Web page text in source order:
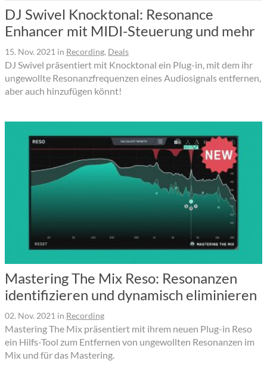
DJ Swivel Knocktonal: Resonance
Enhancer mit MIDI-Steuerung und mehr
15. Nov. 2021 in Recording, Deals
DJ Swivel präsentiert mit Knocktonal ein Plug-in, mit dem ihr
ungewollte Resonanzfrequenzen eines Audiosignals entfernen,
aber auch hinzufügen könnt!
Mastering The Mix Reso: Resonanzen
identifizieren und dynamisch eliminieren
02. Nov. 2021 in Recording
Mastering The Mix präsentiert mit ihrem neuen Plug-in Reso
ein Hilfs-Tool zum Entfernen von ungewollten Resonanzen im
Mix und für das Mastering.